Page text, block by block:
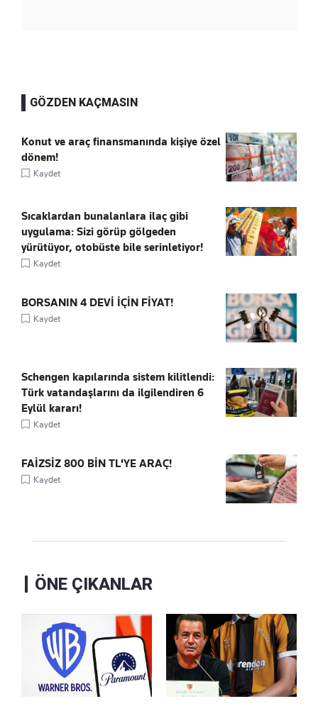
GÖZDEN KAÇMASIN
Konut ve araç finansmanında kişiye özel
dönem!
Kaydet
Sıcaklardan bunalanlara ilaç gibi
uygulama: Sizi görüp gölgeden
yürütüyor, otobüste bile serinletiyor!
Kaydet
BORSANIN 4 DEVİ İÇİN FİYAT!
Kaydet
Schengen kapılarında sistem kilitlendi:
Türk vatandaşlarını da ilgilendiren 6
Eylül kararı!
Kaydet
FAİZSİZ 800 BİN TL'YE ARAÇ!
Kaydet
ÖNE ÇIKANLAR